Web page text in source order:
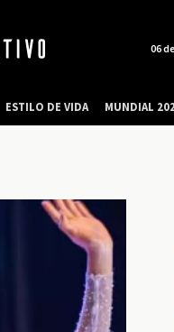
06
ESTILO DE VIDA MUNDIAL